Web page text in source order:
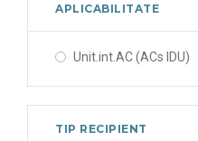
APLICABILITATE
Unit.int.AC (ACs IDU)
TIP RECIPIENT